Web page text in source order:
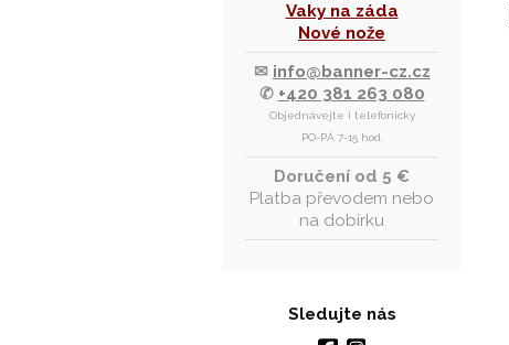
Vaky na záda
Nové nože
✉ info@banner-cz.cz
✆ +420 381 263 080
Objednávejte i telefonicky
PO-PÁ 7-15 hod.
Doručení od 5 €
Platba převodem nebo
na dobírku
Sledujte nás